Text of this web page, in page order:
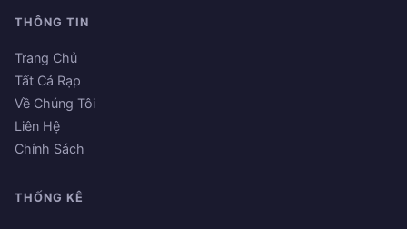
THÔNG TIN
Trang Chủ
Tất Cả Rạp
Về Chúng Tôi
Liên Hệ
Chính Sách
THỐNG KÊ